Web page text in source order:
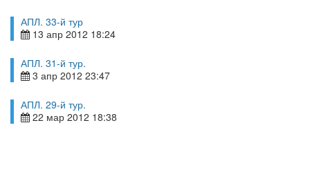
АПЛ. 33-й тур
13 апр 2012 18:24
АПЛ. 31-й тур.
3 апр 2012 23:47
АПЛ. 29-й тур.
22 мар 2012 18:38